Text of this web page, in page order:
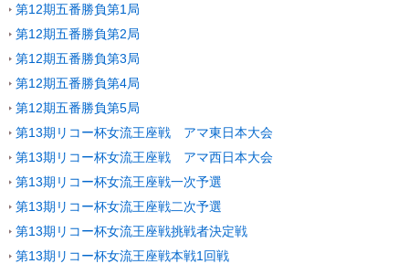
第12期五番勝負第1局
第12期五番勝負第2局
第12期五番勝負第3局
第12期五番勝負第4局
第12期五番勝負第5局
第13期リコー杯女流王座戦 アマ東日本大会
第13期リコー杯女流王座戦 アマ西日本大会
第13期リコー杯女流王座戦一次予選
第13期リコー杯女流王座戦二次予選
第13期リコー杯女流王座戦挑戦者決定戦
第13期リコー杯女流王座戦本戦1回戦